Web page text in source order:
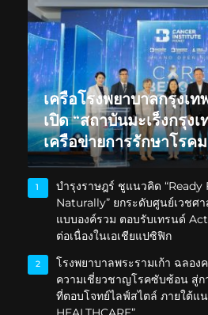
เครือโรงพยาบาลกรุงเ
เปิด “สถาบันมะเร็งกรุง
เครือข่ายการรักษาโรค
1
บำรุงราษฎร์ ชูแนวคิด “Ready
Naturally” ยกระดับศูนย์เวชศ
แบบองค์รวม ตอบรับเทรนด์
ต่อเนื่องในเอเชียแปซิฟิก
2
โรงพยาบาลพระรามเก้า ฉลอง
ความเชี่ยวชาญโรคซับซ้อน สู่ก
ที่ตอบโจทย์ไลฟ์สไตล์ ภายใต้แน